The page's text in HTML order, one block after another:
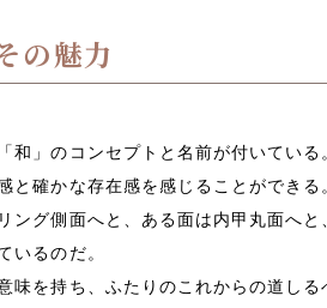
の魅力
」のコンセプトと名前が付いてい
確かな存在感を感じることができ
グ側面へと、ある面は内甲丸面へ
いるのだ。
を持ち、ふたりのこれからの道し